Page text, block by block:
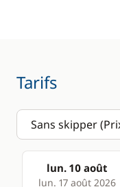
Tarifs
lun. 10 août
lun. 17 août 2026